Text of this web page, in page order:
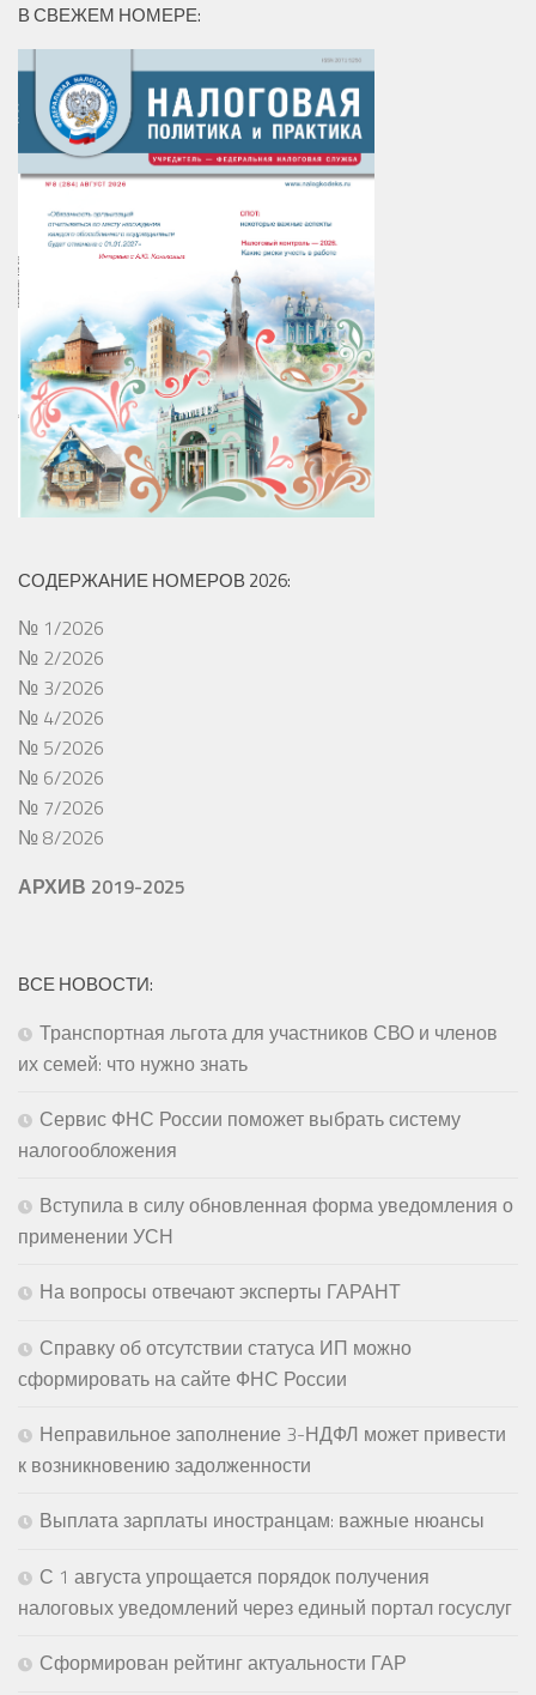
В СВЕЖЕМ НОМЕРЕ:
СОДЕРЖАНИЕ НОМЕРОВ 2026:
№ 1/2026
№ 2/2026
№ 3/2026
№ 4/2026
№ 5/2026
№ 6/2026
№ 7/2026
№ 8/2026
АРХИВ 2019-2025
ВСЕ НОВОСТИ:
Транспортная льгота для участников СВО и членов
их семей: что нужно знать
Сервис ФНС России поможет выбрать систему
налогообложения
Вступила в силу обновленная форма уведомления о
применении УСН
На вопросы отвечают эксперты ГАРАНТ
Справку об отсутствии статуса ИП можно
сформировать на сайте ФНС России
Неправильное заполнение 3-НДФЛ может привести
к возникновению задолженности
Выплата зарплаты иностранцам: важные нюансы
С 1 августа упрощается порядок получения
налоговых уведомлений через единый портал госуслуг
Сформирован рейтинг актуальности ГАР